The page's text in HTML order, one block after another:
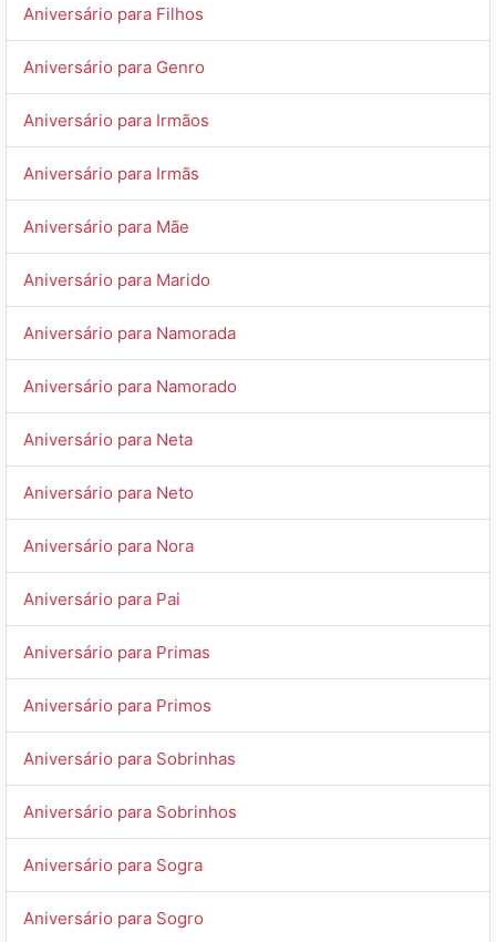
Aniversário para Filhos
Aniversário para Genro
Aniversário para Irmãos
Aniversário para Irmãs
Aniversário para Mãe
Aniversário para Marido
Aniversário para Namorada
Aniversário para Namorado
Aniversário para Neta
Aniversário para Neto
Aniversário para Nora
Aniversário para Pai
Aniversário para Primas
Aniversário para Primos
Aniversário para Sobrinhas
Aniversário para Sobrinhos
Aniversário para Sogra
Aniversário para Sogro